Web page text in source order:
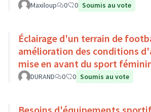
Maxiloup 0 0 Soumis au vote
Éclairage d'un terrain de
amélioration des conditions
mise en avant du sport
DURAND 0 0 Soumis au vote